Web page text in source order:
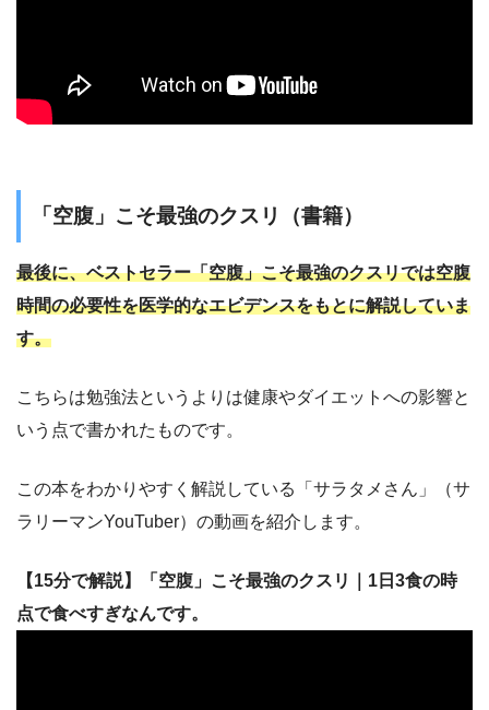
「空腹」こそ最強のクスリ（書籍）
最後に、ベストセラー「空腹」こそ最強のクスリでは空腹
時間の必要性を医学的なエビデンスをもとに解説していま
す。
こちらは勉強法というよりは健康やダイエットへの影響と
いう点で書かれたものです。
この本をわかりやすく解説している「サラタメさん」（サ
ラリーマンYouTuber）の動画を紹介します。
【15分で解説】「空腹」こそ最強のクスリ｜1日3食の時
点で食べすぎなんです。